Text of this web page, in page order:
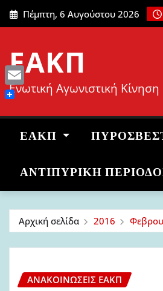
Μετάβαση
στο
Πέμπτη, 6 Αυγούστου 2026
ΕΑΚΠ
Ενωτική Αγωνιστική
ΕΑΚΠ
ΑΝΤΙΠΥΡΙΚΉ
Αρχική σελίδα 2016
ΑΝΑΚΟΙΝΏΣΕΙΣ ΕΑΚΠ
Email